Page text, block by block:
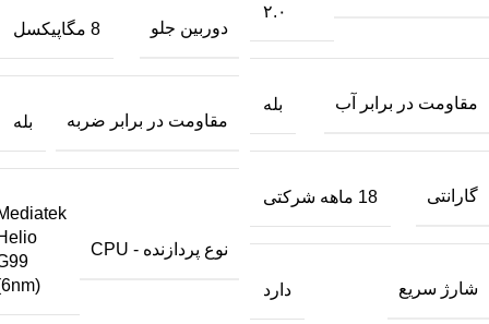
۲.۰
مقاومت در برابر آب بله
گارانتی 18 ماهه شرکتی
شارژ سریع دارد
دوربین جلو 8 مگاپیکسل
مقاومت در برابر ضربه بله
نوع پردازنده - CPU